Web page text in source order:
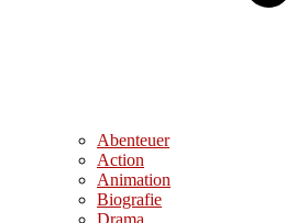
Abenteuer
Action
Animation
Biografie
Drama